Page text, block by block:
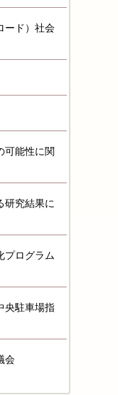
ード）社会
可能性に関
研究結果に
プログラム
央駐車場指
会